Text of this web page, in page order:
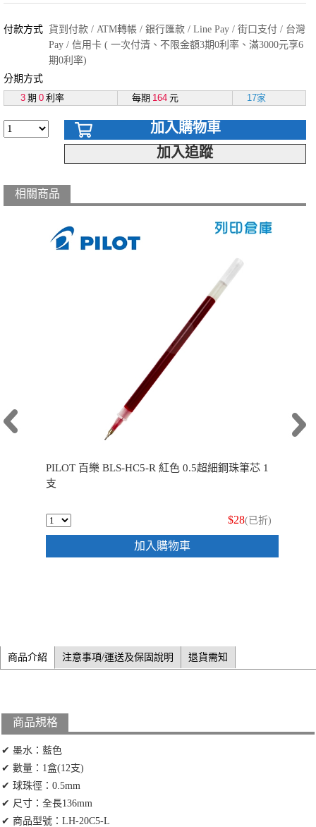
付款方式 貨到付款 / ATM轉帳 / 銀行匯款 / Line Pay / 街口支付 / 台灣
Pay / 信用卡 ( 一次付清、不限金額3期0利率、滿3000元享6
期0利率)
分期方式
3 期 0 利率 每期 164 元 17家
加入購物車
加入追蹤
相關商品
PILOT 百樂 BLS-HC5-R 紅色 0.5超細鋼珠筆芯 1
支
$28(已折)
加入購物車
商品介紹 注意事項/運送及保固說明 退貨需知
商品規格
✔ 墨水：藍色
✔ 數量：1盒(12支)
✔ 球珠徑：0.5mm
✔ 尺寸：全長136mm
✔ 商品型號：LH-20C5-L